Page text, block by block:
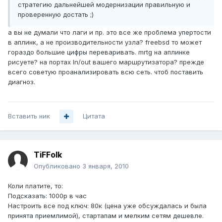
стратегию дальнейшей модернизации правильную и
проверенную достать ;)
а вы не думали что лаги и пр. это все же проблема упертости
в аплинк, а не производительности узла? freebsd то может
гораздо большие цифры переваривать. mrtg на аплинке
рисуете? на портах In/out вашего маршрутизатора? прежде
всего советую проанализировать всю сеть. чтоб поставить
диагноз.
Вставить ник Цитата
TiFFolk
Опубликовано 3 января, 2010
Коли платите, то:
Подсказать: 1000р в час
Настроить все под ключ: 80к (цена уже обсуждалась и была
принята приемлимой), стартапам и мелким сетям дешевле.